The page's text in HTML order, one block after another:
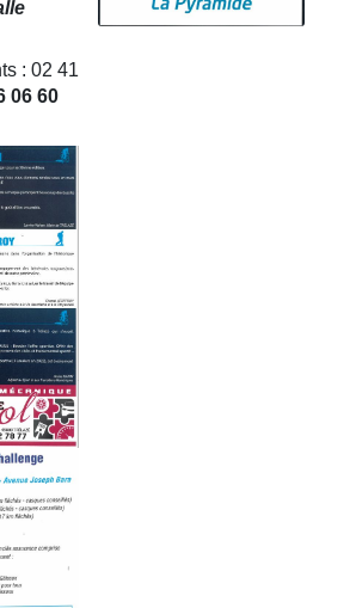
: 02 41
06 60